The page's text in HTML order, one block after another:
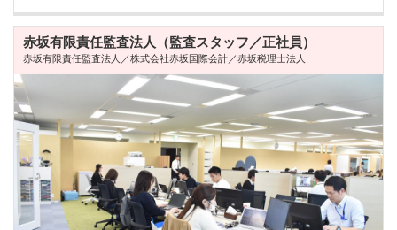
赤坂有限責任監査法人（監査スタッフ／正社員）
赤坂有限責任監査法人／株式会社赤坂国際会計／赤坂税理士法人